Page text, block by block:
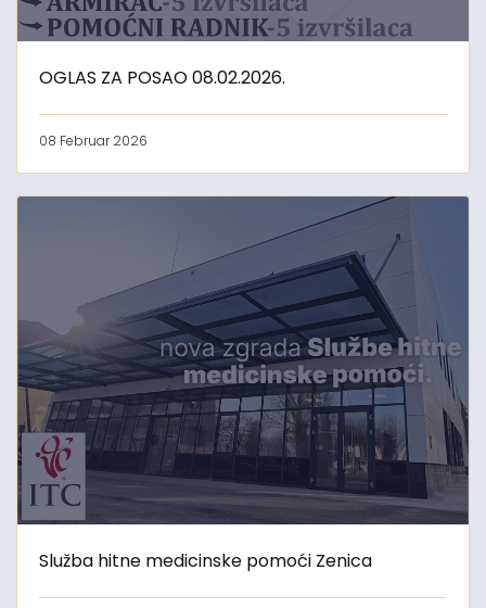
OGLAS ZA POSAO 08.02.2026.
08 Februar 2026
Služba hitne medicinske pomoći Zenica